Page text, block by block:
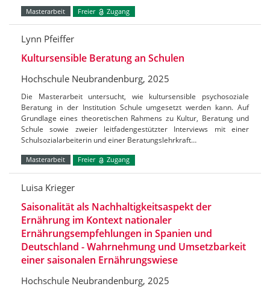
Masterarbeit Freier Zugang
Lynn Pfeiffer
Kultursensible Beratung an Schulen
Hochschule Neubrandenburg, 2025
Die Masterarbeit untersucht, wie kultursensible psychosoziale
Beratung in der Institution Schule umgesetzt werden kann. Auf
Grundlage eines theoretischen Rahmens zu Kultur, Beratung und
Schule sowie zweier leitfadengestützter Interviews mit einer
Schulsozialarbeiterin und einer Beratungslehrkraft…
Masterarbeit Freier Zugang
Luisa Krieger
Saisonalität als Nachhaltigkeitsaspekt der
Ernährung im Kontext nationaler
Ernährungsempfehlungen in Spanien und
Deutschland - Wahrnehmung und Umsetzbarkeit
einer saisonalen Ernährungswiese
Hochschule Neubrandenburg, 2025